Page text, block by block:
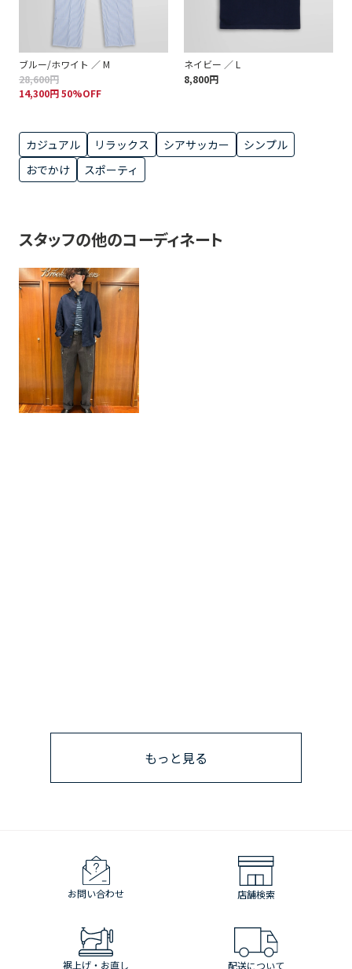
ブルー/ホワイト ／ M
28,600円
14,300円 50%OFF
ネイビー ／ L
8,800円
カジュアル リラックス シアサッカー
シンプル
おでかけ
スポーティ
スタッフの他のコーディネート
もっと見る
お問い合わせ 店舗検索
裾上げ・お直し 配送について